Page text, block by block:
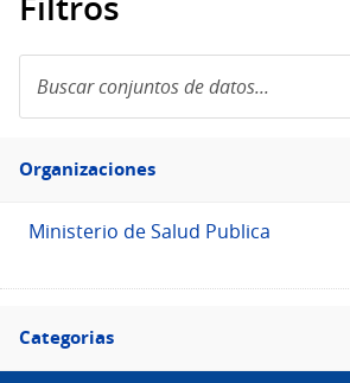
conjuntos
de
Filtro
Organizaciones
Organizaciones
Ministerio de Salud Publica
Filtro
Categorias
Categorias